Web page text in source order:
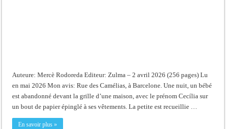
Auteure: Mercè Rodoreda Editeur: Zulma – 2 avril 2026 (256 pages) Lu
en mai 2026 Mon avis: Rue des Camélias, à Barcelone. Une nuit, un bébé
est abandonné devant la grille d’une maison, avec le prénom Cecília sur
un bout de papier épinglé à ses vêtements. La petite est recueillie …
En savoir plus »